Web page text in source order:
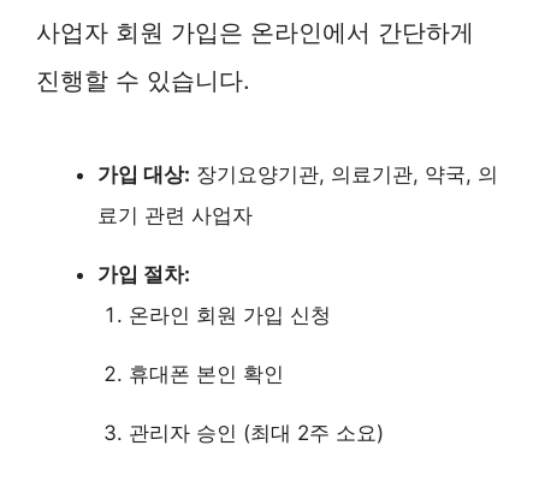
사업자 회원 가입은 온라인에서 간단하게
진행할 수 있습니다.
가입 대상: 장기요양기관, 의료기관, 약국, 의
료기 관련 사업자
가입 절차:
온라인 회원 가입 신청
휴대폰 본인 확인
관리자 승인 (최대 2주 소요)